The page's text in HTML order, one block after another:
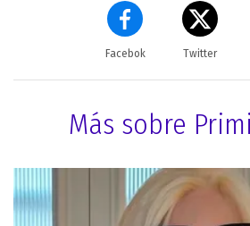
Facebok Twitter
Más sobre